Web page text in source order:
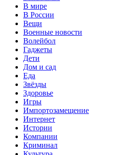
В мире
В России
Вещи
Военные новости
Волейбол
Гаджеты
Дети
Дом и сад
Еда
Звёзды
Здоровье
Игры
Импортозамещение
Интернет
Истории
Компании
Криминал